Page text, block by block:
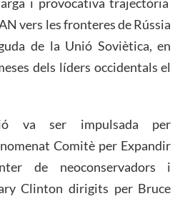
vers les fronteres de Rússia
de la Unió Soviètica, en
dels líders occidentals el
va ser impulsada per
Comitè per Expandir
de neoconservadors i
Clinton dirigits per Bruce